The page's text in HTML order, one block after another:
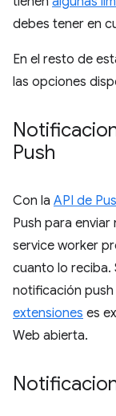
debes tener en
En el resto de
las opciones
Push
Con la API de
Push para enviar
service worker
cuanto lo reciba.
notificación push
extensiones es
Web abierta.